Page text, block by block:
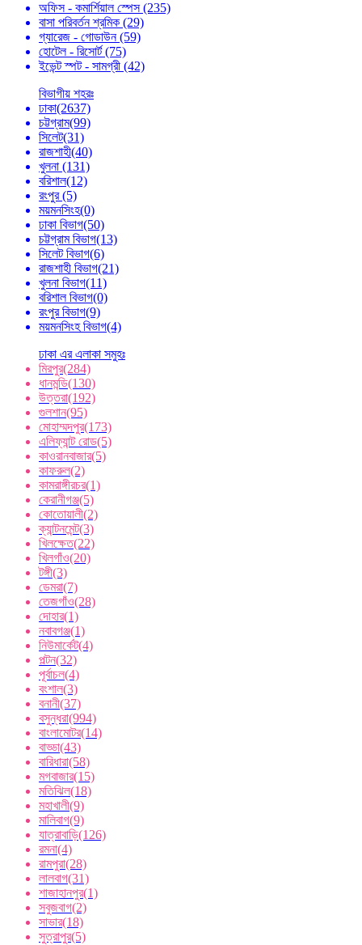
অফিস - কমার্শিয়াল স্পেস(235)
বাসা পরিবর্তন শ্রমিক (29)
গ্যারেজ - গোডাউন(59)
হোটেল - রিসোর্ট(75)
ইভেন্ট স্পট - সামগ্রী (42)
বিভাগীয় শহরঃ
ঢাকা(2637)
চট্টগ্রাম(99)
সিলেট(31)
রাজশাহী(40)
খুলনা (131)
বরিশাল(12)
রংপুর(5)
ময়মনসিংহ(0)
ঢাকা বিভাগ(50)
চট্টগ্রাম বিভাগ(13)
সিলেট বিভাগ(6)
রাজশাহী বিভাগ(21)
খুলনা বিভাগ(11)
বরিশাল বিভাগ(0)
রংপুর বিভাগ(9)
ময়মনসিংহ বিভাগ(4)
ঢাকা এর এলাকা সমুহঃ
মিরপুর(284)
ধানমন্ডি(130)
উত্তরা(192)
গুলশান(95)
মোহাম্মদপুর(173)
এলিফ্যান্ট রোড(5)
কাওরানবাজার(5)
কাফরুল(2)
কামরাঙ্গীরচর(1)
কেরানীগঞ্জ(5)
কোতোয়ালী(2)
ক্যান্টনমেন্ট(3)
খিলক্ষেত(22)
খিলগাঁও(20)
টঙ্গী(3)
ডেমরা(7)
তেজগাঁও(28)
দোহার(1)
নবাবগঞ্জ(1)
নিউমার্কেট(4)
পল্টন(32)
পূর্বাচল(4)
বংশাল(3)
বনানী(37)
বসুন্ধরা(994)
বাংলামোটর(14)
বাড্ডা(43)
বারিধারা(58)
মগবাজার(15)
মতিঝিল(18)
মহাখালী(9)
মালিবাগ(9)
যাত্রাবাড়ি(126)
রমনা(4)
রামপুরা(28)
লালবাগ(31)
শাজাহানপুর(1)
সবুজবাগ(2)
সাভার(18)
সুত্রাপুর(5)